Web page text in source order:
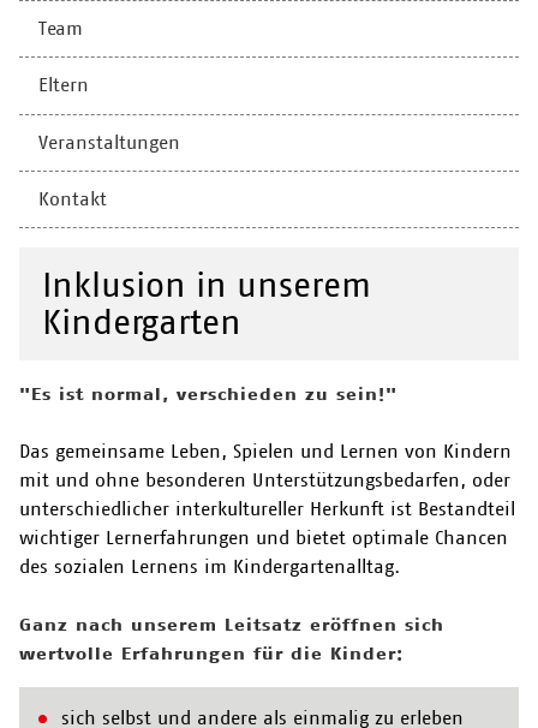
Team
Eltern
Veranstaltungen
Kontakt
Inklusion in unserem
Kindergarten
"Es ist normal, verschieden zu sein!"
Das gemeinsame Leben, Spielen und Lernen von Kindern
mit und ohne besonderen Unterstützungsbedarfen, oder
unterschiedlicher interkultureller Herkunft ist Bestandteil
wichtiger Lernerfahrungen und bietet optimale Chancen
des sozialen Lernens im Kindergartenalltag.
Ganz nach unserem Leitsatz eröffnen sich
wertvolle Erfahrungen für die Kinder:
sich selbst und andere als einmalig zu erleben